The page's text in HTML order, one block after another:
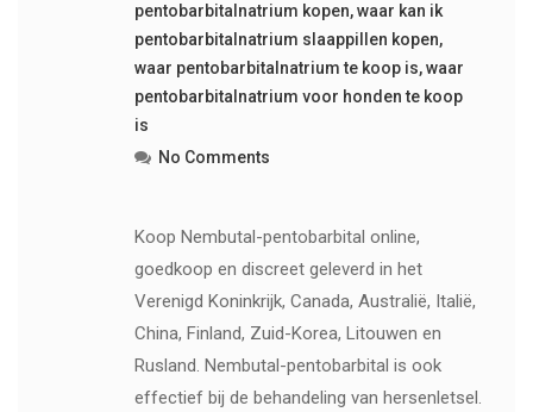
pentobarbitalnatrium kopen,waar kan ik
pentobarbitalnatrium slaappillen kopen,
waar pentobarbitalnatrium te koop is,waar
pentobarbitalnatrium voor honden te koop
is
No Comments
Koop Nembutal-pentobarbital online,
goedkoop en discreet geleverd in het
Verenigd Koninkrijk, Canada, Australië, Italië,
China, Finland, Zuid-Korea, Litouwen en
Rusland. Nembutal-pentobarbital is ook
effectief bij de behandeling van hersenletsel.